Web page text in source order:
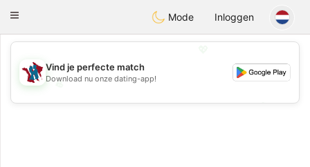
Taimerais
Toggle
Mode Inloggen
💖
💕
Vind je perfecte match
Download nu onze dating-app!